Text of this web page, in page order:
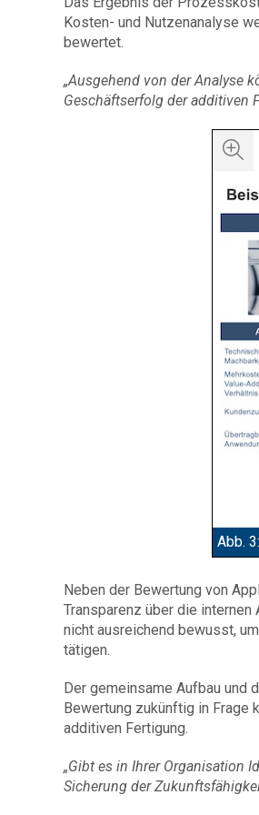
Kosten- und Nutzenanalyse
bewertet.
„Ausgehend von der Analyse
Geschäftserfolg der additiven
Abb.
Neben der Bewertung von
Transparenz über die
nicht ausreichend bewusst,
tätigen.
Der gemeinsame Aufbau und
Bewertung zukünftig in Frage
additiven Fertigung.
„Gibt es in Ihrer Organisation
Sicherung der